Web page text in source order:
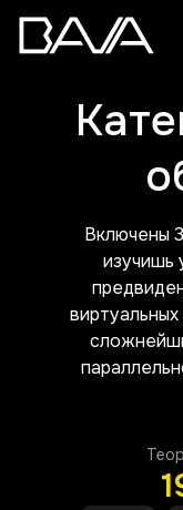
Включены
изучишь